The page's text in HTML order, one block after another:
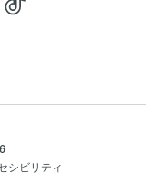
シビリティ